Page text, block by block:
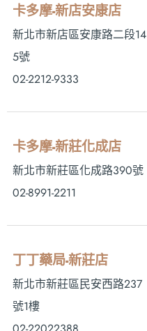
卡多摩-新店安康店
新北市新店區安康路二段14
5號
02-2212-9333
卡多摩-新莊化成店
新北市新莊區化成路390號
02-8991-2211
丁丁藥局-新莊店
新北市新莊區民安西路237
號1樓